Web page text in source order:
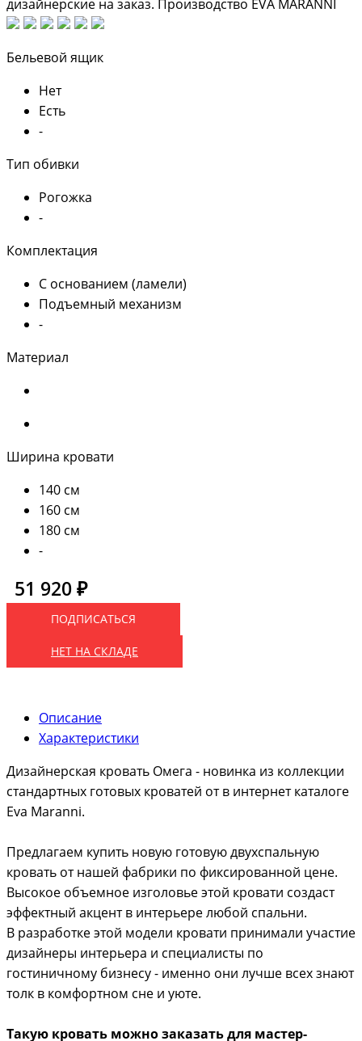
Бельевой ящик
Нет
Есть
-
Тип обивки
Рогожка
-
Комплектация
С основанием (ламели)
Подъемный механизм
-
Материал
Ширина кровати
140 см
160 см
180 см
-
51 920 ₽
ПОДПИСАТЬСЯ
НЕТ НА СКЛАДЕ
Описание
Характеристики
Дизайнерская кровать Омега - новинка из коллекции
стандартных готовых кроватей от в интернет каталоге
Eva Maranni.
Предлагаем купить новую готовую двухспальную
кровать от нашей фабрики по фиксированной цене.
Высокое объемное изголовье этой кровати создаст
эффектный акцент в интерьере любой спальни.
В разработке этой модели кровати принимали участие
дизайнеры интерьера и специалисты по
гостиничному бизнесу - именно они лучше всех знают
толк в комфортном сне и уюте.
Такую кровать можно заказать для мастер-